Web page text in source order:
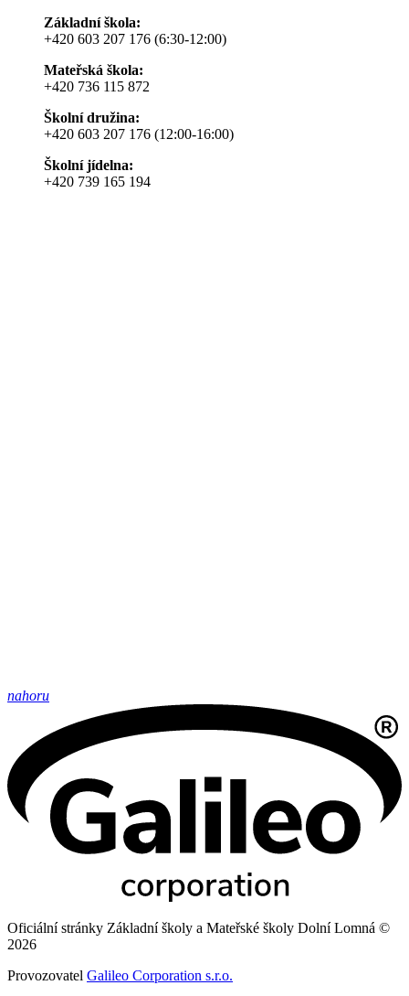
Základní škola:
+420 603 207 176 (6:30-12:00)
Mateřská škola:
+420 736 115 872
Školní družina:
+420 603 207 176 (12:00-16:00)
Školní jídelna:
+420 739 165 194
nahoru
Oficiální stránky Základní školy a Mateřské školy Dolní Lomná ©
2026
Provozovatel Galileo Corporation s.r.o.